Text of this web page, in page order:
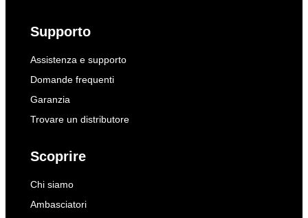
Supporto
Assistenza e supporto
Domande frequenti
Garanzia
Trovare un distributore
Scoprire
Chi siamo
Ambasciatori